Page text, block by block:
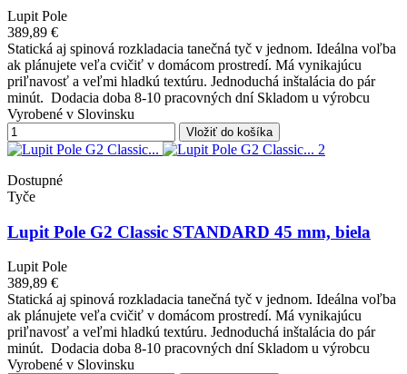
Lupit Pole
389,89 €
Statická aj spinová rozkladacia tanečná tyč v jednom. Ideálna voľba
ak plánujete veľa cvičiť v domácom prostredí. Má vynikajúcu
priľnavosť a veľmi hladkú textúru. Jednoduchá inštalácia do pár
minút. Dodacia doba 8-10 pracovných dní Skladom u výrobcu
Vyrobené v Slovinsku
Vložiť do košíka
Dostupné
Tyče
Lupit Pole G2 Classic STANDARD 45 mm, biela
Lupit Pole
389,89 €
Statická aj spinová rozkladacia tanečná tyč v jednom. Ideálna voľba
ak plánujete veľa cvičiť v domácom prostredí. Má vynikajúcu
priľnavosť a veľmi hladkú textúru. Jednoduchá inštalácia do pár
minút. Dodacia doba 8-10 pracovných dní Skladom u výrobcu
Vyrobené v Slovinsku